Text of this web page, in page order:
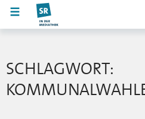
SCHLAGWORT: